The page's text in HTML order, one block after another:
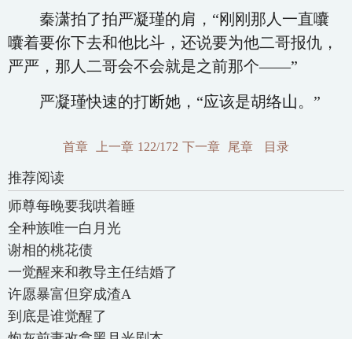
秦潇拍了拍严凝瑾的肩，“刚刚那人一直囔
囔着要你下去和他比斗，还说要为他二哥报仇，
严严，那人二哥会不会就是之前那个——”
严凝瑾快速的打断她，“应该是胡络山。”
首章 上一章 122/172 下一章 尾章 目录
推荐阅读
师尊每晚要我哄着睡
全种族唯一白月光
谢相的桃花债
一觉醒来和教导主任结婚了
许愿暴富但穿成渣A
到底是谁觉醒了